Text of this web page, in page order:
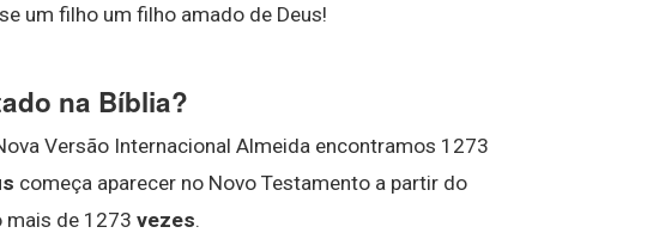
um filho um filho amado de Deus!
na Bíblia?
Versão Internacional Almeida encontramos 1273
começa aparecer no Novo Testamento a partir do
mais de 1273 vezes.